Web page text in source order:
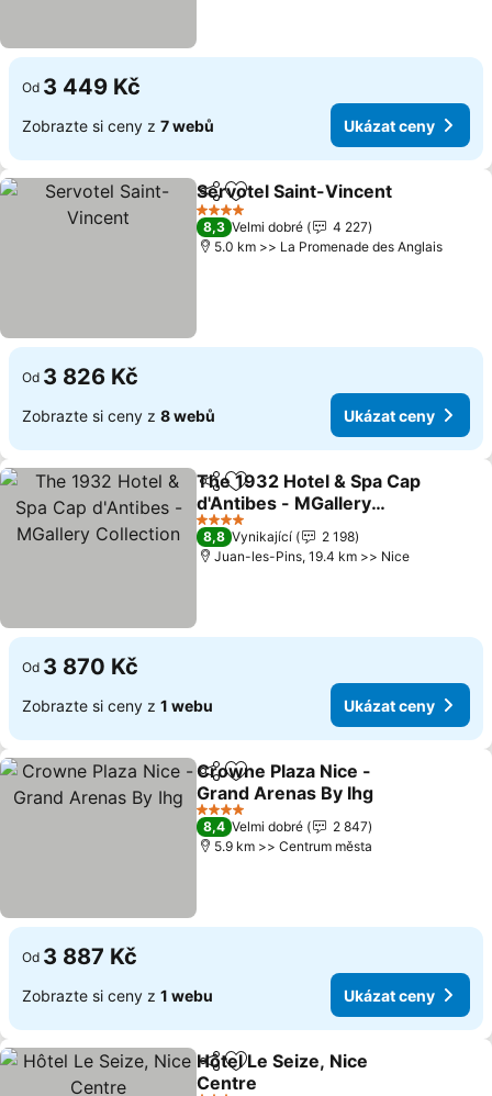
Od 3 449 Kč
Zobrazte si ceny z 7 webů Ukázat ceny
SdíletPřidat na seznam oblíbených
Servotel Saint-Vincent
4 Počet hvězdiček
8,3 Velmi dobré
4 227
5.0 km >> La Promenade des Anglais
Od 3 826 Kč
Zobrazte si ceny z 8 webů Ukázat ceny
SdíletPřidat na seznam oblíbených
The 1932 Hotel & Spa Cap
d'Antibes - MGallery
Collection
4 Počet hvězdiček
8,8 Vynikající
2 198
Juan-les-Pins, 19.4 km >> Nice
Od 3 870 Kč
Zobrazte si ceny z 1 webu Ukázat ceny
SdíletPřidat na seznam oblíbených
Crowne Plaza Nice -
Grand Arenas By Ihg
4 Počet hvězdiček
8,4 Velmi dobré
2 847
5.9 km >> Centrum města
Od 3 887 Kč
Zobrazte si ceny z 1 webu Ukázat ceny
SdíletPřidat na seznam oblíbených
Hôtel Le Seize, Nice
Centre